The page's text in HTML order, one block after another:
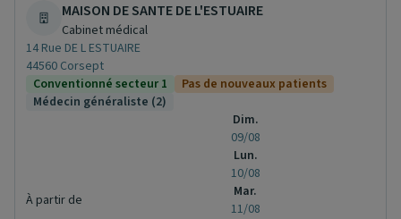
MAISON DE SANTE DE L'ESTUAIRE
Cabinet médical
14 Rue DE L ESTUAIRE
44560 Corsept
Conventionné secteur 1
Pas de nouveaux patients
Médecin généraliste (2)
À partir de
Dim.
09/08
Lun.
10/08
Mar.
11/08